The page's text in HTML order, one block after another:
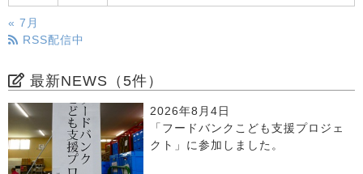
« 7月
RSS配信中
最新NEWS（5件）
2026年8月4日
「フードバンクこども支援プロジェ
クト」に参加しました。